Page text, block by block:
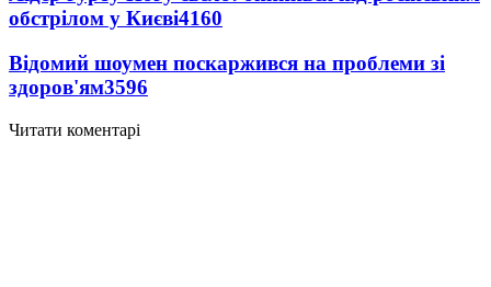
обстрілом у Києві4160
Відомий шоумен поскаржився на проблеми зі
здоров'ям3596
Читати коментарі